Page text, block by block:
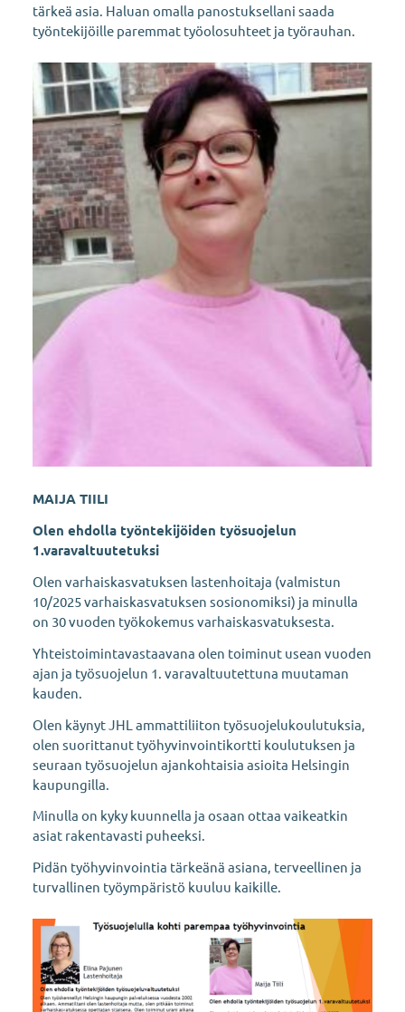
tärkeä asia. Haluan omalla panostuksellani saada
työntekijöille paremmat työolosuhteet ja työrauhan.
MAIJA TIILI
Olen ehdolla työntekijöiden työsuojelun
1.varavaltuutetuksi
Olen varhaiskasvatuksen lastenhoitaja (valmistun
10/2025 varhaiskasvatuksen sosionomiksi) ja minulla
on 30 vuoden työkokemus varhaiskasvatuksesta.
Yhteistoimintavastaavana olen toiminut usean vuoden
ajan ja työsuojelun 1. varavaltuutettuna muutaman
kauden.
Olen käynyt JHL ammattiliiton työsuojelukoulutuksia,
olen suorittanut työhyvinvointikortti koulutuksen ja
seuraan työsuojelun ajankohtaisia asioita Helsingin
kaupungilla.
Minulla on kyky kuunnella ja osaan ottaa vaikeatkin
asiat rakentavasti puheeksi.
Pidän työhyvinvointia tärkeänä asiana, terveellinen ja
turvallinen työympäristö kuuluu kaikille.